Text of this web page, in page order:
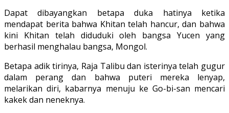
Dapat dibayangkan betapa duka hatinya ketika
mendapat berita bahwa Khitan telah hancur, dan bahwa
kini Khitan telah diduduki oleh bangsa Yucen yang
berhasil menghalau bangsa, Mongol.
Betapa adik tirinya, Raja Talibu dan isterinya telah gugur
dalam perang dan bahwa puteri mereka lenyap,
melarikan diri, kabarnya menuju ke Go-bi-san mencari
kakek dan neneknya.